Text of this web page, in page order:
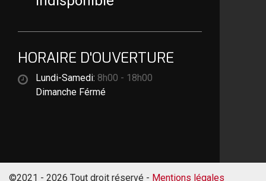
HORAIRE D'OUVERTURE
Lundi-Samedi: 8h00 - 18h00
Dimanche Férmé
©2021 - 2026 Tout droit réservé - Mentions légales